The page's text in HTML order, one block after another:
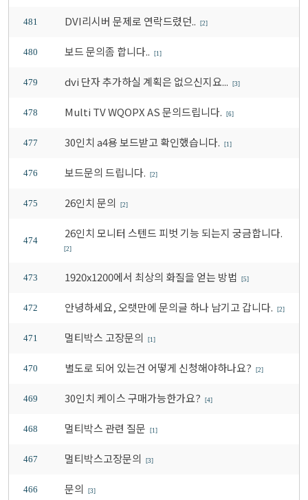
481 DVI리시버 문제로 연락드렸던.. [2]
480 보드 문의좀 합니다.. [1]
479 dvi 단자 추가하실 계획은 없으신지요... [3]
478 Multi TV WQOPX AS 문의드립니다. [6]
477 30인치 a4용 보드받고 확인했습니다. [1]
476 보드문의 드립니다. [2]
475 26인치 문의 [2]
474
26인치 모니터 스텐드 피벗 기능 되는지 궁금합니다.
[2]
473 1920x1200에서 최상의 화질을 얻는 방법 [5]
472 안녕하세요, 오랫만에 문의글 하나 남기고 갑니다. [2]
471 멀티박스 고장문의 [1]
470 별도로 되어 있는건 어떻게 신청해야하나요? [2]
469 30인치 케이스 구매가능한가요? [4]
468 멀티박스 관련 질문 [1]
467 멀티박스고장문의 [3]
466 문의 [3]